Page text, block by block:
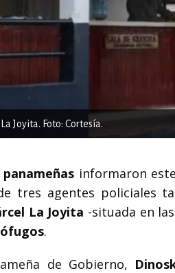
Joyita. Foto: Cortesía.
informaron
tres agentes policiales
La Joyita -situada en
.
de Gobierno,